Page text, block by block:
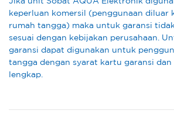
keperluan komersil (penggunaan diluar
rumah tangga) maka untuk garansi
sesuai dengan kebijakan perusahaan.
garansi dapat digunakan untuk
tangga dengan syarat kartu garansi dan
lengkap.